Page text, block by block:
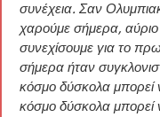
συνέχεια. Σαν
χαρούμε σήμερα,
συνεχίσουμε για το
σήμερα ήταν
κόσμο δύσκολα μπορεί
κόσμο δύσκολα μπορεί